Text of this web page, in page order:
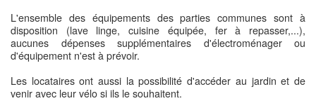
L'ensemble des équipements des parties communes sont à
disposition (lave linge, cuisine équipée, fer à repasser,...),
aucunes dépenses supplémentaires d'électroménager ou
d'équipement n'est à prévoir.
Les locataires ont aussi la possibilité d'accéder au jardin et de
venir avec leur vélo si ils le souhaitent.